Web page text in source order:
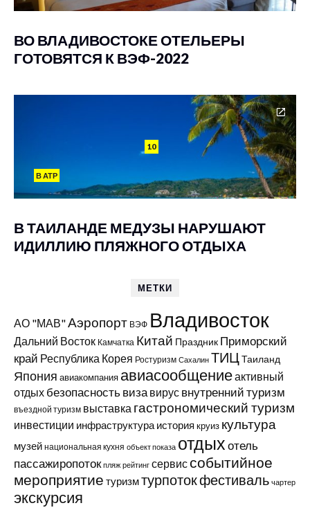
ВО ВЛАДИВОСТОКЕ ОТЕЛЬЕРЫ
ГОТОВЯТСЯ К ВЭФ-2022
10
В АТР
В ТАИЛАНДЕ МЕДУЗЫ НАРУШАЮТ
ИДИЛЛИЮ ПЛЯЖНОГО ОТДЫХА
МЕТКИ
АО "МАВ"Аэропорт ВЭФ Владивосток
Дальний Восток Камчатка Китай Праздник Приморский
край Республика Корея Ростуризм Сахалин ТИЦТаиланд
Япония авиакомпания авиасообщениеактивный
отдых безопасность виза вирус внутренний туризм
въездной туризм выставка гастрономический туризм
инвестиции инфраструктура история круиз культура
музей национальная кухня объект показа отдыхотель
пассажиропоток пляж рейтинг сервис событийное
мероприятие туризмтурпотокфестиваль чартер
экскурсия
В ПРИМОРЬЕ